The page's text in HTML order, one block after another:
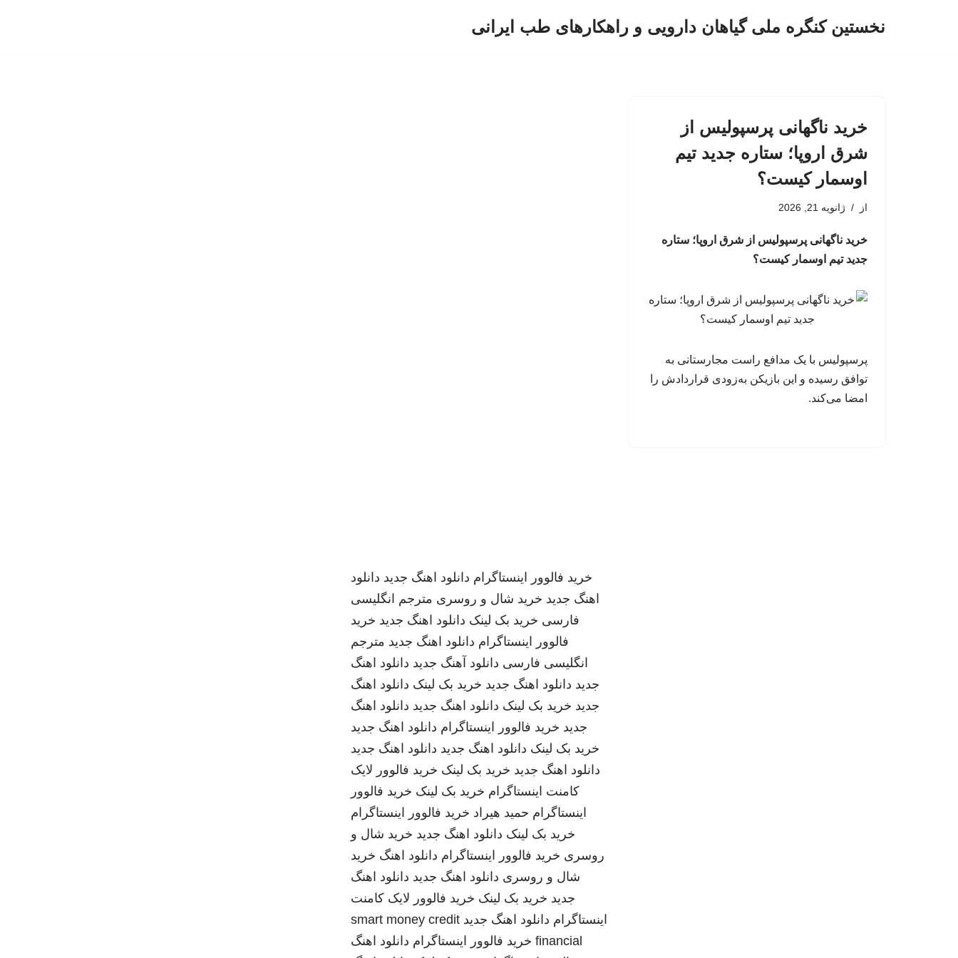
نخستین کنگره ملی گیاهان دارویی و راهکارهای طب ایرانی
خرید ناگهانی پرسپولیس از
شرق اروپا؛ ستاره جدید تیم
اوسمار کیست؟
از ژانویه 21, 2026
خرید ناگهانی پرسپولیس از شرق اروپا؛ ستاره
جدید تیم اوسمار کیست؟
پرسپولیس با یک مدافع راست مجارستانی به
توافق رسیده و این بازیکن به‌زودی قراردادش را
امضا می‌کند.
خرید فالوور اینستاگرام دانلود اهنگ جدید دانلود
اهنگ جدید خرید شال و روسری مترجم انگلیسی
فارسی خرید بک لینک دانلود اهنگ جدید خرید
فالوور اینستاگرام دانلود اهنگ جدید مترجم
انگلیسی فارسی دانلود آهنگ جدید دانلود اهنگ
جدید دانلود اهنگ جدید خرید بک لینک دانلود اهنگ
جدید خرید بک لینک دانلود اهنگ جدید دانلود اهنگ
جدید خرید فالوور اینستاگرام دانلود اهنگ جدید
خرید بک لینک دانلود اهنگ جدید دانلود اهنگ جدید
دانلود اهنگ جدید خرید بک لینک خرید فالوور لایک
کامنت اینستاگرام خرید بک لینک خرید فالوور
اینستاگرام حمید هیراد خرید فالوور اینستاگرام
خرید بک لینک دانلود اهنگ جدید خرید شال و
روسری خرید فالوور اینستاگرام دانلود اهنگ خرید
شال و روسری دانلود اهنگ جدید دانلود اهنگ
جدید خرید بک لینک خرید فالوور لایک کامنت
اینستاگرام دانلود اهنگ جدید smart money credit
financial خرید فالوور اینستاگرام دانلود اهنگ